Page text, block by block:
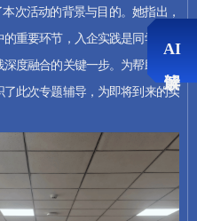
次活动的背景与目的。她指出，
重要环节，入企实践是同学们从
度融合的关键一步。为帮助大家
此次专题辅导，为即将到来的实
国家卓越工程师学院举办第二期卓越大讲堂,三位行业专家共话卓越工程师核心素养 2024-05-31 14:00:00
AI